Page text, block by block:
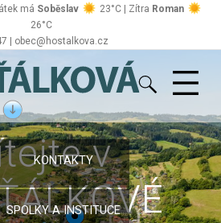
| obec@hostalkova.cz
má Soběslav 23°C | Zítra Roman
26°C
v
KONTAKTY
SPOLKY A INSTITUCE